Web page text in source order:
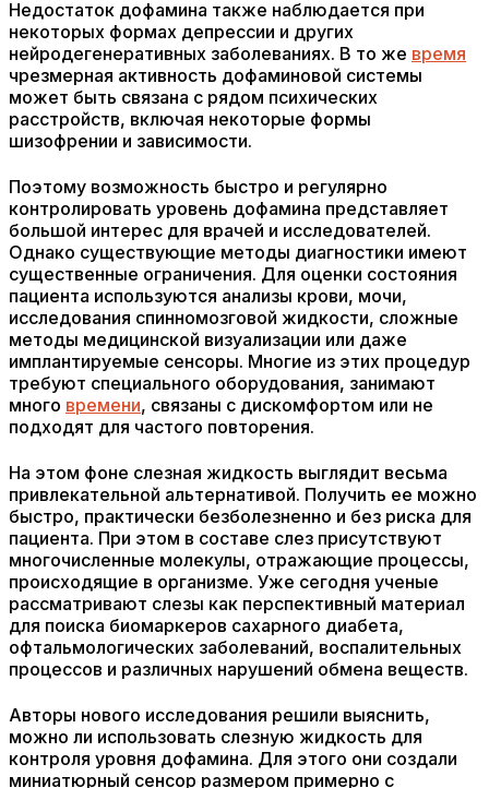
Недостаток дофамина также наблюдается при
некоторых формах депрессии и других
нейродегенеративных заболеваниях. В то же время
чрезмерная активность дофаминовой системы
может быть связана с рядом психических
расстройств, включая некоторые формы
шизофрении и зависимости.
Поэтому возможность быстро и регулярно
контролировать уровень дофамина представляет
большой интерес для врачей и исследователей.
Однако существующие методы диагностики имеют
существенные ограничения. Для оценки состояния
пациента используются анализы крови, мочи,
исследования спинномозговой жидкости, сложные
методы медицинской визуализации или даже
имплантируемые сенсоры. Многие из этих процедур
требуют специального оборудования, занимают
много времени, связаны с дискомфортом или не
подходят для частого повторения.
На этом фоне слезная жидкость выглядит весьма
привлекательной альтернативой. Получить ее можно
быстро, практически безболезненно и без риска для
пациента. При этом в составе слез присутствуют
многочисленные молекулы, отражающие процессы,
происходящие в организме. Уже сегодня ученые
рассматривают слезы как перспективный материал
для поиска биомаркеров сахарного диабета,
офтальмологических заболеваний, воспалительных
процессов и различных нарушений обмена веществ.
Авторы нового исследования решили выяснить,
можно ли использовать слезную жидкость для
контроля уровня дофамина. Для этого они создали
миниатюрный сенсор размером примерно с